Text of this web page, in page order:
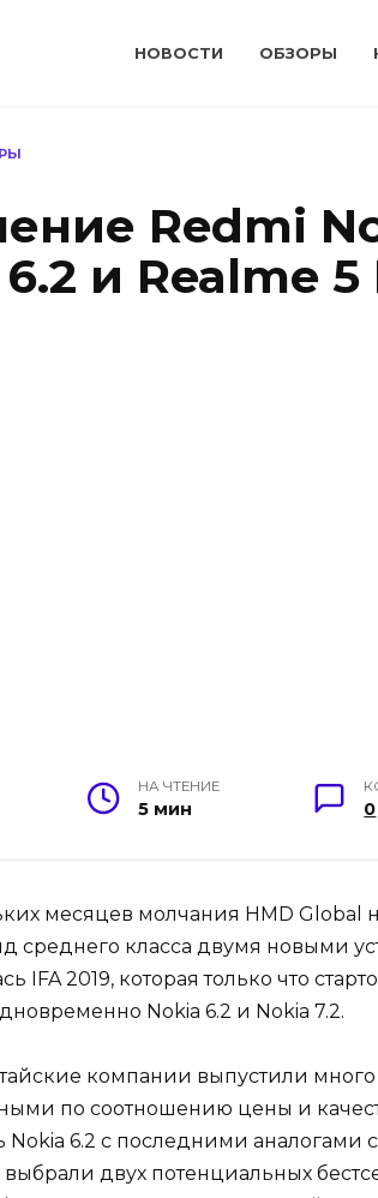
НОВОСТИ ОБЗОРЫ
Redmi
и Realme 5
НА ЧТЕНИЕ
5 мин 0
месяцев молчания HMD Global
среднего класса двумя новыми
IFA 2019, которая только что
Nokia 6.2 и Nokia 7.2.
компании выпустили
по соотношению цены и
Nokia 6.2 с последними
двух потенциальных